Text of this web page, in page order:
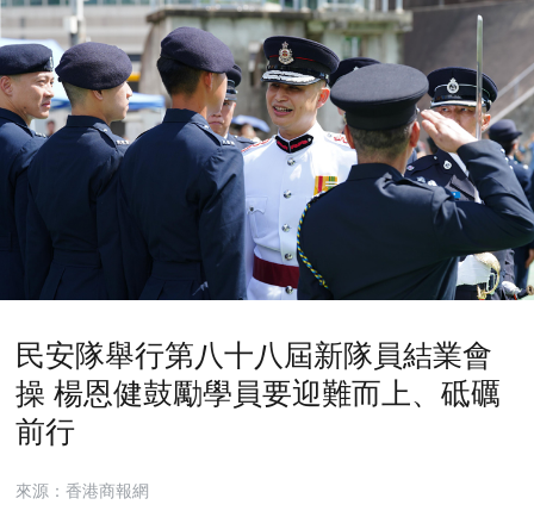
民安隊舉行第八十八屆新隊員結業會
操 楊恩健鼓勵學員要迎難而上、砥礪
前行
來源：香港商報網